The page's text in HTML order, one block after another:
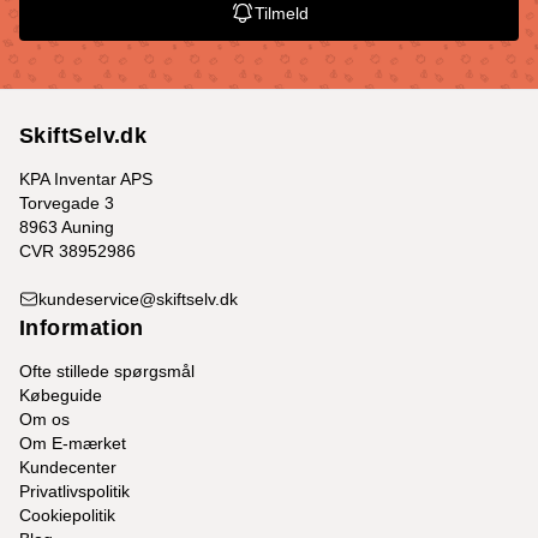
Tilmeld
SkiftSelv.dk
KPA Inventar APS
Torvegade 3
8963 Auning
CVR 38952986
kundeservice@skiftselv.dk
Information
Ofte stillede spørgsmål
Købeguide
Om os
Om E-mærket
Kundecenter
Privatlivspolitik
Cookiepolitik